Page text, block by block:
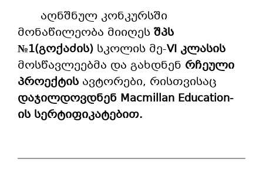
აღნშნულ კონკურსში
მონაწილეობა მიიღესშპს
№1(გოქაძის) სკოლის მე-VI კლასის
მოსწავლეებმა და გახდნენ რჩეული
პროექტის ავტორები, რისთვისაც
დაჯილდოვდნენ Macmillan Education-
ის სერტიფიკატებით.